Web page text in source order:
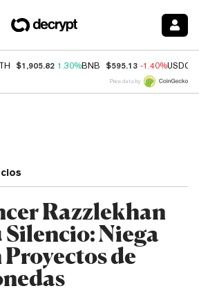
$1,905.82 1.30%BNB $595.13 -1.40%USDC
Price data by
Razzlekhan
Silencio: Niega
Proyectos de